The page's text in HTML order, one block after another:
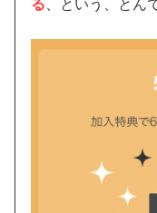
る 、という、とん